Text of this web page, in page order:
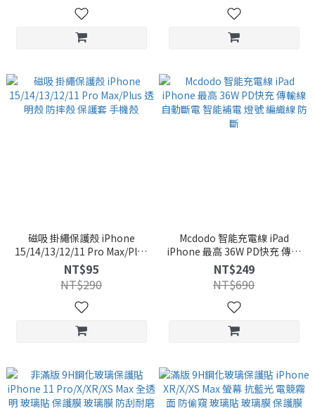
磁吸 掛繩保護殼 iPhone
15/14/13/12/11 Pro Max/Plus
透明殼 防摔殼 保護套 手機殼
NT$95
NT$290
Mcdodo 智能充電線 iPad
iPhone 最高 36W PD快充 傳輸
線 自動斷電 智能補電 燈號 編織
線 防斷
NT$249
NT$690